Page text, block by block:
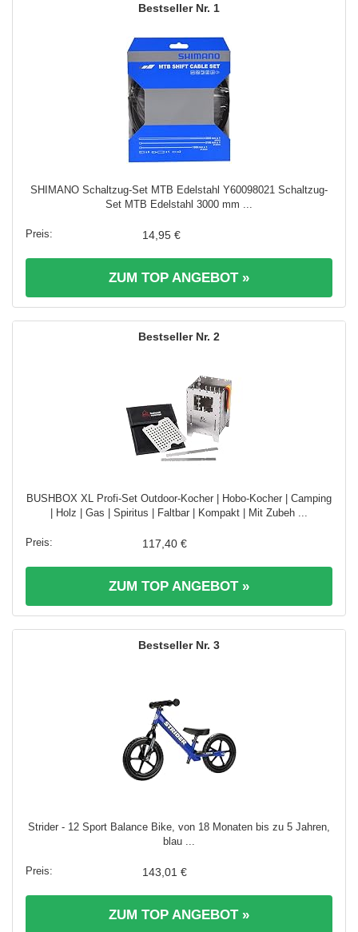
1
SHIMANO Schaltzug-Set MTB Edelstahl Y60098021 Schaltzug-
Set MTB Edelstahl 3000 mm ...
14,95 €
ZUM TOP ANGEBOT »
2
BUSHBOX XL Profi-Set Outdoor-Kocher | Hobo-Kocher | Camping
| Holz | Gas | Spiritus | Faltbar | Kompakt | Mit Zubeh ...
117,40 €
ZUM TOP ANGEBOT »
3
Strider - 12 Sport Balance Bike, von 18 Monaten bis zu 5 Jahren,
blau ...
143,01 €
ZUM TOP ANGEBOT »